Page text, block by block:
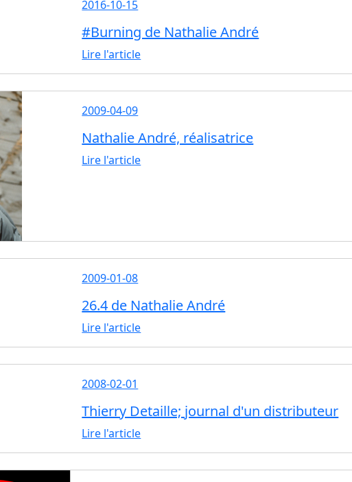
2016-10-15
#Burning de Nathalie André
Lire l'article
2009-04-09
Nathalie André, réalisatrice
Lire l'article
2009-01-08
26.4 de Nathalie André
Lire l'article
2008-02-01
Thierry Detaille; journal d'un distributeur
Lire l'article